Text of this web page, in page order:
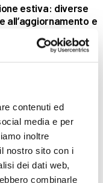
contenuti ed
media e per
inoltre
nostro sito con i
dei dati web,
combinarle
estiva: diverse
e
e benessere: il
per stare meglio
dei docenti
con LILT